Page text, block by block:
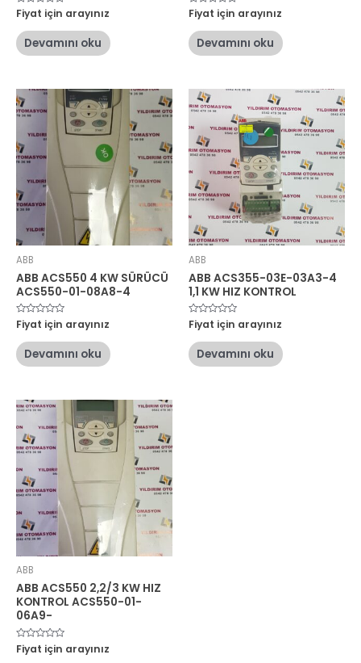
5
üzerinden
oy
aldı
Fiyat için arayınız
Devamını oku
5
üzerinden
oy
aldı
Fiyat için arayınız
Devamını oku
ABB
ABB ACS550 4 KW SÜRÜCÜ
ACS550-01-08A8-4
5
üzerinden
oy
aldı
Fiyat için arayınız
Devamını oku
ABB
ABB ACS355-03E-03A3-4
1,1 KW HIZ KONTROL
5
üzerinden
oy
aldı
Fiyat için arayınız
Devamını oku
ABB
ABB ACS550 2,2/3 KW HIZ
KONTROL ACS550-01-
06A9-
5
üzerinden
Fiyat için arayınız